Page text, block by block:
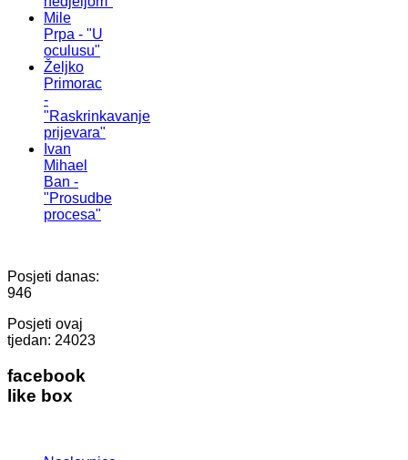
Mile
Prpa - "U
oculusu"
Željko
Primorac
-
"Raskrinkavanje
prijevara"
Ivan
Mihael
Ban -
"Prosudbe
procesa"
Posjeti danas:
946
Posjeti ovaj
tjedan: 24023
facebook
like box